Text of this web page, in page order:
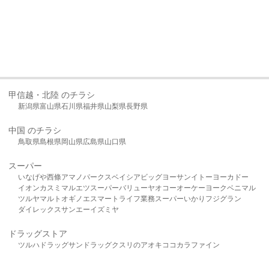
甲信越・北陸 のチラシ
新潟県富山県石川県福井県山梨県長野県
中国 のチラシ
鳥取県島根県岡山県広島県山口県
スーパー
いなげや西條アマノパークスベイシア ビッグヨーサンイトーヨーカドー
イオンカスミ マルエツスーパーバリューヤオコーオーケー ヨークベニマル
ツルヤマルト オギノ エスマート ライフ業務スーパーいかり フジグラン
ダイレックスサンエーイズミヤ
ドラッグストア
ツルハドラッグサンドラッグクスリのアオキ ココカラファイン